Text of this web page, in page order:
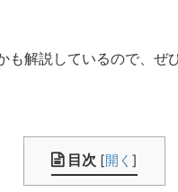
解説しているので、ぜ
目次 [開く ]